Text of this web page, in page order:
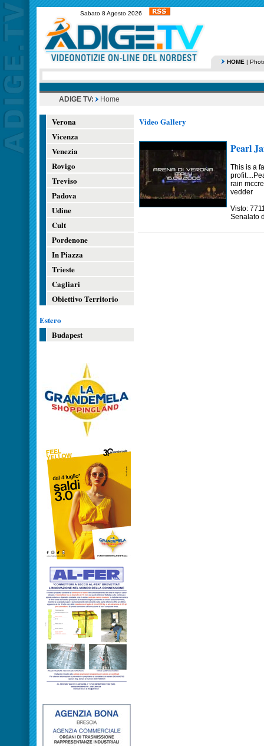
Sabato 8 Agosto 2026
HOME |
ADIGE TV: Home
Verona
Vicenza
Venezia
Rovigo
Treviso
Padova
Udine
Cult
Pordenone
In Piazza
Trieste
Cagliari
Obiettivo Territorio
Estero
Budapest
Video Gallery
Pearl
This is a
rain
vedder
Visto:
Senalato